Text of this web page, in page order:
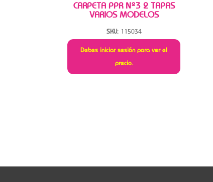
CARPETA PPR Nº3 2 TAPAS
VARIOS MODELOS
SKU: 115034
Debes iniciar sesión para ver el
precio.